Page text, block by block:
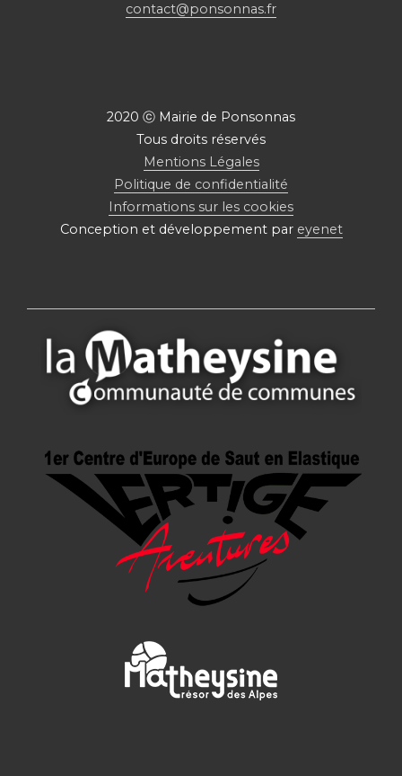
contact@ponsonnas.fr
2020 ⓒ Mairie de Ponsonnas
Tous droits réservés
Mentions Légales
Politique de confidentialité
Informations sur les cookies
Conception et développement par eyenet